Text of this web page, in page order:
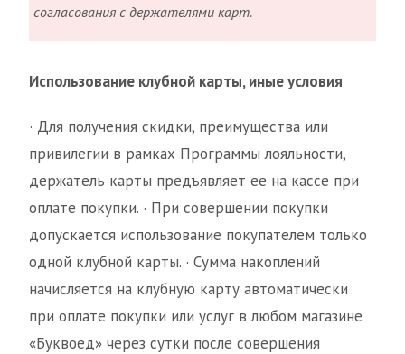
согласования с держателями карт.
Использование клубной карты, иные условия
· Для получения скидки, преимущества или
привилегии в рамках Программы лояльности,
держатель карты предъявляет ее на кассе при
оплате покупки. · При совершении покупки
допускается использование покупателем только
одной клубной карты. · Сумма накоплений
начисляется на клубную карту автоматически
при оплате покупки или услуг в любом магазине
«Буквоед» через сутки после совершения